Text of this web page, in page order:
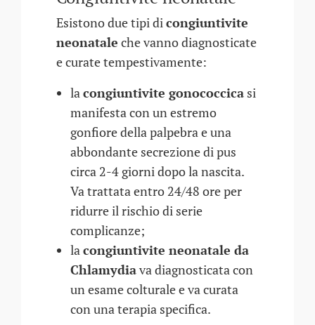
Esistono due tipi dicongiuntivite
neonatale che vanno diagnosticate
e curate tempestivamente:
lacongiuntivite gonococcica si
manifesta con un estremo
gonfiore della palpebra e una
abbondante secrezione di pus
circa 2-4 giorni dopo la nascita.
Va trattata entro 24/48 ore per
ridurre il rischio di serie
complicanze;
lacongiuntivite neonatale da
Chlamydiava diagnosticata con
un esame colturale e va curata
con una terapia specifica.